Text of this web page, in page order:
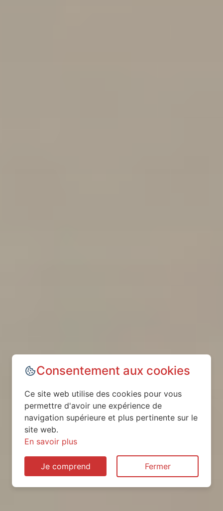
Consentement aux cookies
Ce site web utilise des cookies pour vous
permettre d'avoir une expérience de
navigation supérieure et plus pertinente sur le
site web.
En savoir plus
Je comprend Fermer